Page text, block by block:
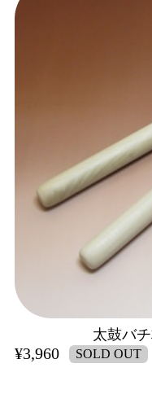
太鼓バ
¥3,960 SOLD OUT